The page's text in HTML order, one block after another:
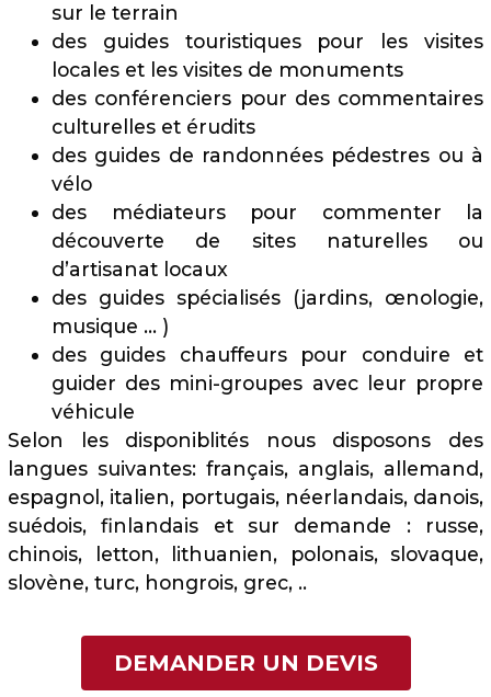
sur le terrain
des guides touristiques pour les visites
locales et les visites de monuments
des conférenciers pour des commentaires
culturelles et érudits
des guides de randonnées pédestres ou à
vélo
des médiateurs pour commenter la
découverte de sites naturelles ou
d’artisanat locaux
des guides spécialisés (jardins, œnologie,
musique … )
des guides chauffeurs pour conduire et
guider des mini-groupes avec leur propre
véhicule
Selon les disponiblités nous disposons des
langues suivantes: français, anglais, allemand,
espagnol, italien, portugais, néerlandais, danois,
suédois, finlandais et sur demande : russe,
chinois, letton, lithuanien, polonais, slovaque,
slovène, turc, hongrois, grec, ..
DEMANDER UN DEVIS